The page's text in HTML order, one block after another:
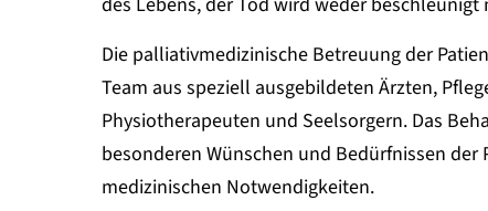
Die palliativmedizinische Betreuung der
Team aus speziell ausgebildeten Ärzten,
Physiotherapeuten und Seelsorgern. Das
besonderen Wünschen und Bedürfnissen
medizinischen Notwendigkeiten.